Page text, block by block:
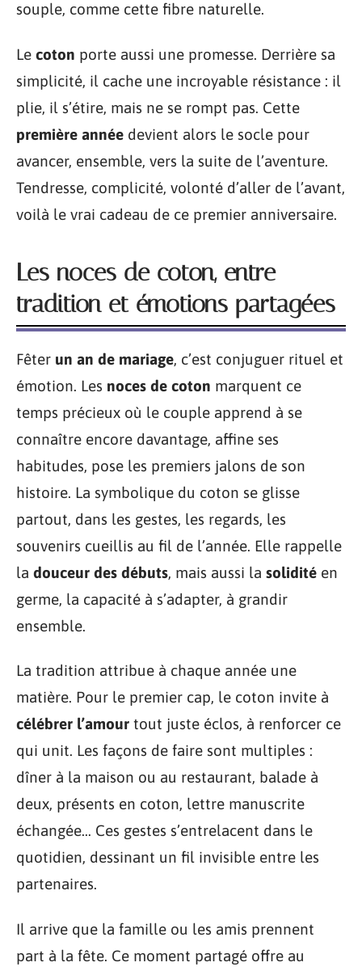
souple, comme cette fibre naturelle.
Le coton porte aussi une promesse. Derrière sa
simplicité, il cache une incroyable résistance : il
plie, il s’étire, mais ne se rompt pas. Cette
première année devient alors le socle pour
avancer, ensemble, vers la suite de l’aventure.
Tendresse, complicité, volonté d’aller de l’avant,
voilà le vrai cadeau de ce premier anniversaire.
Les noces de coton, entre
tradition et émotions partagées
Fêter un an de mariage, c’est conjuguer rituel et
émotion. Les noces de coton marquent ce
temps précieux où le couple apprend à se
connaître encore davantage, affine ses
habitudes, pose les premiers jalons de son
histoire. La symbolique du coton se glisse
partout, dans les gestes, les regards, les
souvenirs cueillis au fil de l’année. Elle rappelle
la douceur des débuts, mais aussi la solidité en
germe, la capacité à s’adapter, à grandir
ensemble.
La tradition attribue à chaque année une
matière. Pour le premier cap, le coton invite à
célébrer l’amour tout juste éclos, à renforcer ce
qui unit. Les façons de faire sont multiples :
dîner à la maison ou au restaurant, balade à
deux, présents en coton, lettre manuscrite
échangée… Ces gestes s’entrelacent dans le
quotidien, dessinant un fil invisible entre les
partenaires.
Il arrive que la famille ou les amis prennent
part à la fête. Ce moment partagé offre au